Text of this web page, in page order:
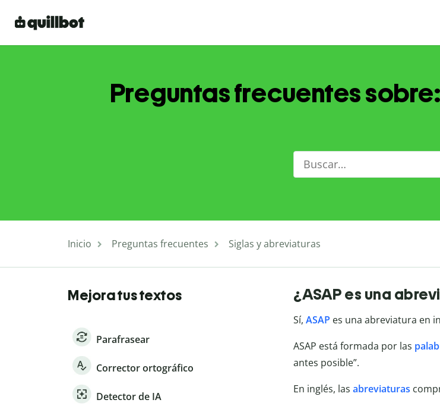
Preguntas frecuentes
Inicio Preguntas frecuentes Siglas y abreviaturas
¿ASAP es una
Sí, ASAP es una abreviatura en
ASAP está formada por las
antes posible”.
En inglés, las abreviaturas
Mejora tus textos
Parafrasear
Corrector ortográfico
Detector de IA